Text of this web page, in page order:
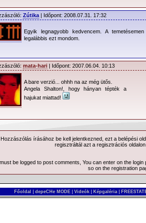
Zútika | Időpont: 2008.07.31. 17:32
Egyik legnagyobb kedvencem. A
legalábbis ezt mondom.
mata-hari | Időpont: 2007.06.04. 10:13
A bare verzió... ohhh na az még ütős.
Angela Shalton!, hogy hányan tépték a
hajukat miattad!
Hozzászólás írásához be kell jelentkezned, ezt a belépési
regisztráltál azt a regisztrációs
be logged to post comments, You can enter on the login
so on the registration
Főoldal depeCHe MODE Videók Képgaléria